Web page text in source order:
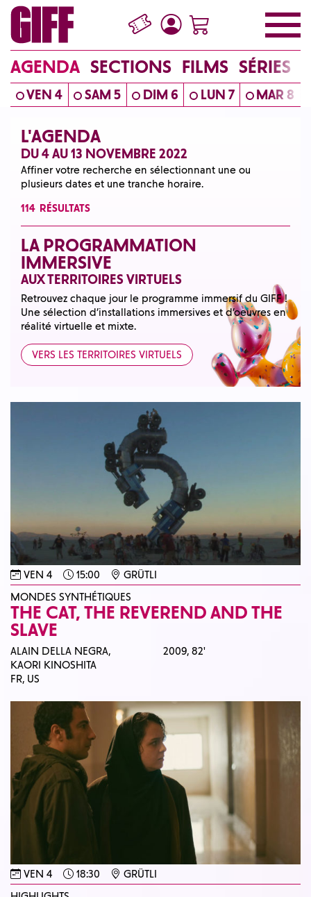
AGENDA SECTIONS FILMS SÉRIES
VEN 4 SAM 5 DIM 6 LUN 7 MAR 8
L'AGENDA
DU 4 AU 13 NOVEMBRE 2022
Affiner votre recherche en sélectionnant une ou
plusieurs dates et une tranche horaire.
114 RÉSULTATS
LA PROGRAMMATION
IMMERSIVE
AUX TERRITOIRES VIRTUELS
Retrouvez chaque jour le programme immersif du GIFF !
Une sélection d’installations immersives et d’oeuvres en
réalité virtuelle et mixte.
VERS LES TERRITOIRES VIRTUELS
VEN 4 15:00
GRÜTLI
MONDES SYNTHÉTIQUES
THE CAT, THE REVEREND AND THE
SLAVE
ALAIN DELLA NEGRA,
KAORI KINOSHITA
FR, US
2009,82'
VEN 4 18:30
GRÜTLI